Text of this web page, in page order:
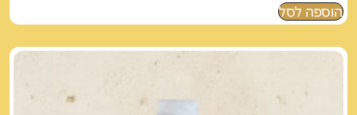
הוספה לסל